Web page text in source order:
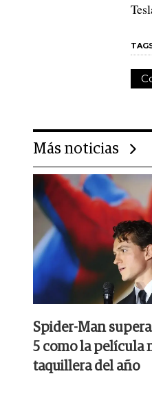
Más noticias
Spider-Man
5 como la película
taquillera del año